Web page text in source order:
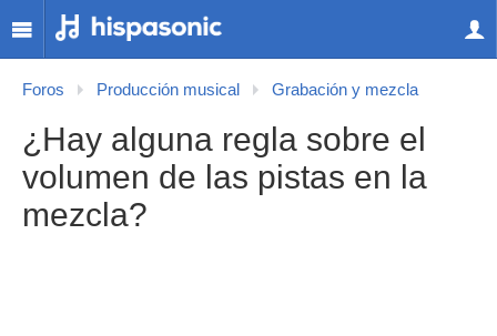
Foros Producción musical Grabación y mezcla
¿Hay alguna regla sobre el
volumen de las pistas en la
mezcla?